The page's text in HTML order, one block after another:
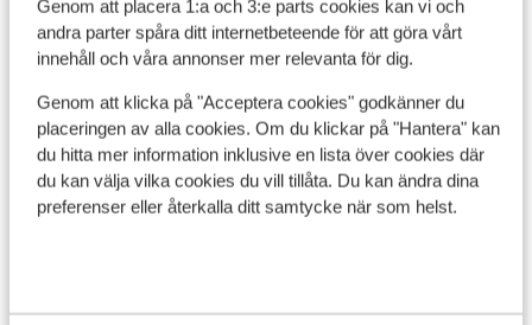
Genom att placera 1:a och 3:e parts cookies kan vi och
andra parter spåra ditt internetbeteende för att göra vårt
innehåll och våra annonser mer relevanta för dig.
Genom att klicka på "Acceptera cookies" godkänner du
placeringen av alla cookies. Om du klickar på "Hantera" kan
du hitta mer information inklusive en lista över cookies där
du kan välja vilka cookies du vill tillåta. Du kan ändra dina
preferenser eller återkalla ditt samtycke när som helst.
9.1 Fantastisk
Hotel Au Chamois d'Or
Alpe d'Huez Alpe d'Huez Grand Domaine Ski
Frankrike
Mysig och hemtrevlig atmosfär
Traditionell och elegant inredning
Wellness-avdelning
Fre 11 Dec. - Fre 18 Dec.
pris per person från
17 178:-